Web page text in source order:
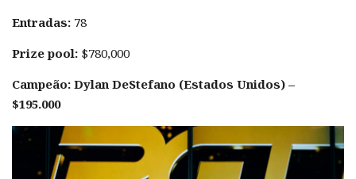
Entradas: 78
Prize pool: $780,000
Campeão: Dylan DeStefano (Estados Unidos) –
$195.000